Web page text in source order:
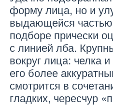
форму лица, но и
выдающейся частью
подборе прически
с линией лба.
вокруг лица: челка
его более
смотрится в
гладких, чересчур